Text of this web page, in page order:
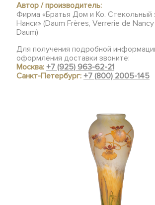
Автор / производитель:
Фирма «Братья Дом и Ко. Стекольный
Нанси» (Daum Frères, Verrerie de
Daum)
Для получения подробной
оформления доставки звоните:
Москва:+7 (925) 963-62-21
Санкт-Петербург:+7 (800) 2005-145